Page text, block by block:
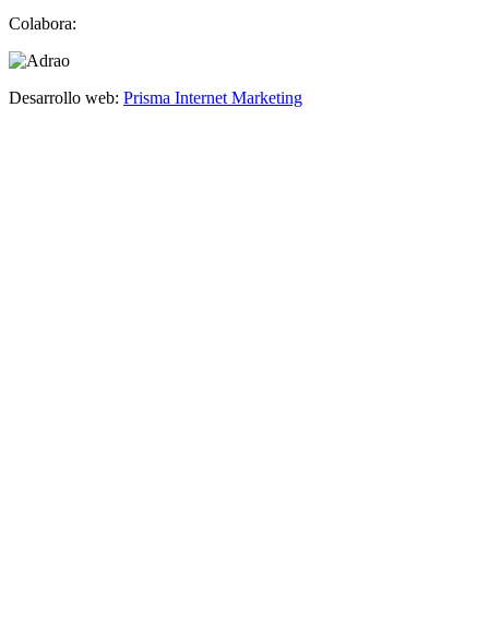
Colabora:
Desarrollo web: Prisma Internet Marketing